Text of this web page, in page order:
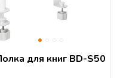
Данная подставка поможет
ребенку, он не будет
для книг BD-S50